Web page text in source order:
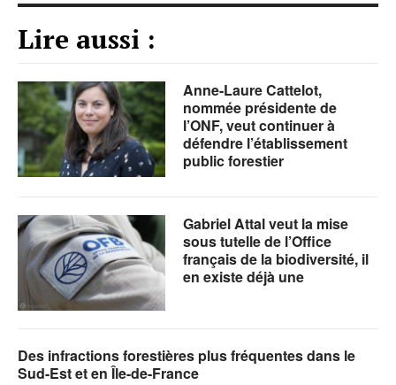
Lire aussi :
Anne-Laure Cattelot,
nommée présidente de
l’ONF, veut continuer à
défendre l’établissement
public forestier
Gabriel Attal veut la mise
sous tutelle de l’Office
français de la biodiversité, il
en existe déjà une
Des infractions forestières plus fréquentes dans le
Sud-Est et en Île-de-France